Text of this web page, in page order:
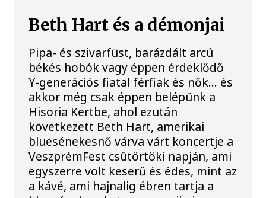
Beth Hart és a démonjai
Pipa- és szivarfüst, barázdált arcú
békés hobók vagy éppen érdeklődő
Y-generációs fiatal férfiak és nők… és
akkor még csak éppen belépünk a
Hisoria Kertbe, ahol ezután
következett Beth Hart, amerikai
bluesénekesnő várva várt koncertje a
VeszprémFest csütörtöki napján, ami
egyszerre volt keserű és édes, mint az
a kávé, ami hajnalig ébren tartja a